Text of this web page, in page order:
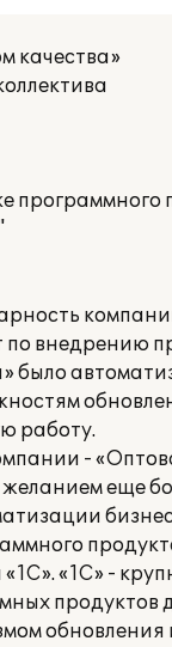
качества»
программного
внедрению
было
работу.
-
еще
«1С» -
продуктов